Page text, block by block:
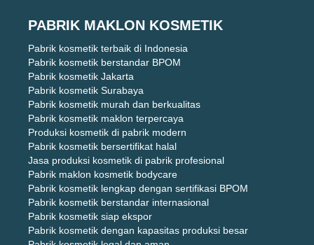
PABRIK MAKLON KOSMETIK
Pabrik kosmetik terbaik di Indonesia
Pabrik kosmetik berstandar BPOM
Pabrik kosmetik Jakarta
Pabrik kosmetik Surabaya
Pabrik kosmetik murah dan berkualitas
Pabrik kosmetik maklon terpercaya
Produksi kosmetik di pabrik modern
Pabrik kosmetik bersertifikat halal
Jasa produksi kosmetik di pabrik profesional
Pabrik maklon kosmetik bodycare
Pabrik kosmetik lengkap dengan sertifikasi BPOM
Pabrik kosmetik berstandar internasional
Pabrik kosmetik siap ekspor
Pabrik kosmetik dengan kapasitas produksi besar